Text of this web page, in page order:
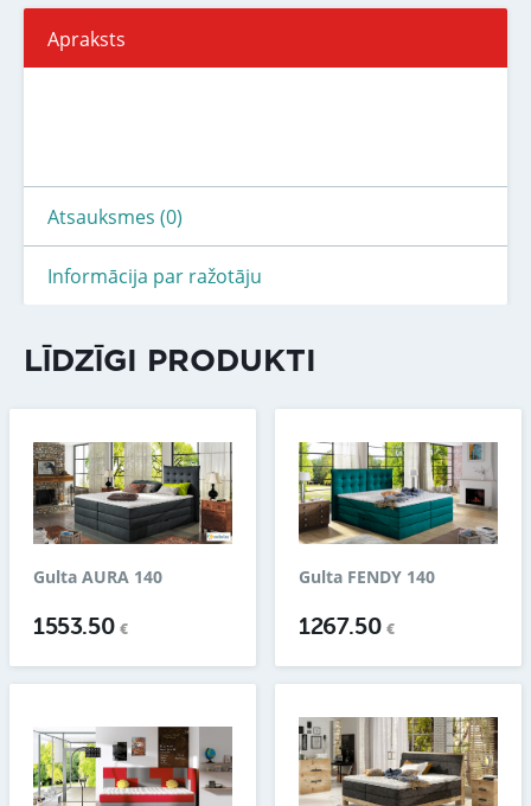
Apraksts
Atsauksmes (0)
Informācija par ražotāju
LĪDZĪGI PRODUKTI
Gulta AURA 140
1553.50 €
Gulta FENDY 140
1267.50 €